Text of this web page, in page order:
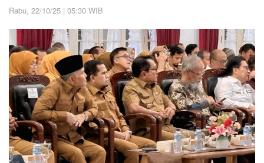
Rabu, 22/10/25 | 05:30 WIB